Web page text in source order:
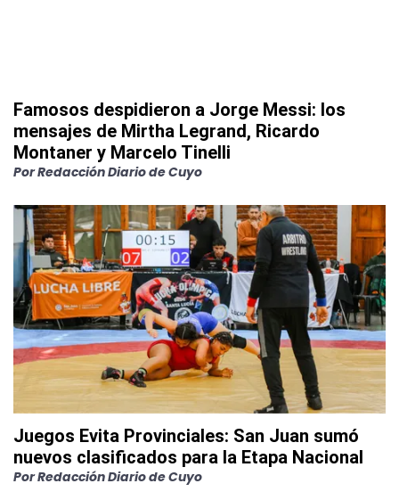
Famosos despidieron a Jorge Messi: los
mensajes de Mirtha Legrand, Ricardo
Montaner y Marcelo Tinelli
PorRedacción Diario de Cuyo
Juegos Evita Provinciales: San Juan sumó
nuevos clasificados para la Etapa Nacional
PorRedacción Diario de Cuyo